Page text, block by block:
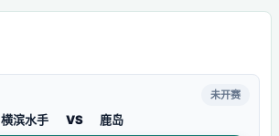
横滨水手 VS 鹿岛
未开赛